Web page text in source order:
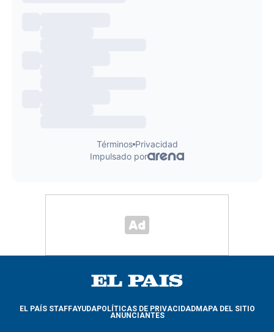
EL PAÍS STAFFAYUDAPOLÍTICAS DE PRIVACIDADMAPA DEL SITIO
ANUNCIANTES